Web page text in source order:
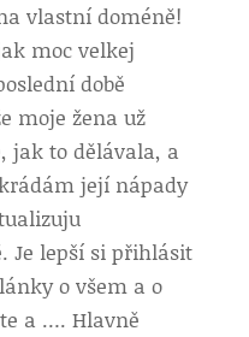
vlastní doméně!
moc velkej
době
moje žena už
jak to dělávala, a
její nápady
Je lepší si přihlásit
o všem a o
a …. Hlavně